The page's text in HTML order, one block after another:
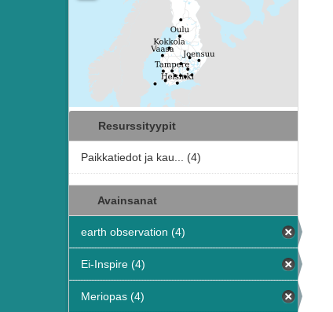
Resurssityypit
Paikkatiedot ja kau... (4)
Avainsanat
earth observation (4)
Ei-Inspire (4)
Meriopas (4)